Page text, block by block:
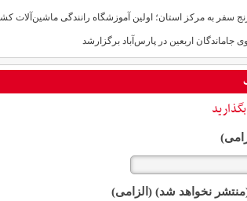
سفر به مرکز استان؛ اولین آموزشگاه رانندگی ماشین‌آلات
جاماندگان اربعین در پارس‌آباد برگزارشد
(منتشر نخواهد شد) (الزامی)